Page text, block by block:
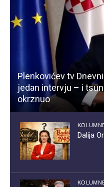
Plenkovićev tv
jedan intervju – i
okrznuo
Dalija